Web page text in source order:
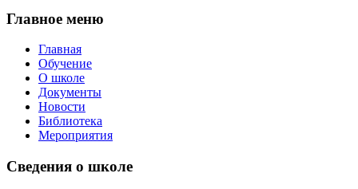
Главное меню
Главная
Обучение
О школе
Документы
Новости
Библиотека
Мероприятия
Сведения о школе